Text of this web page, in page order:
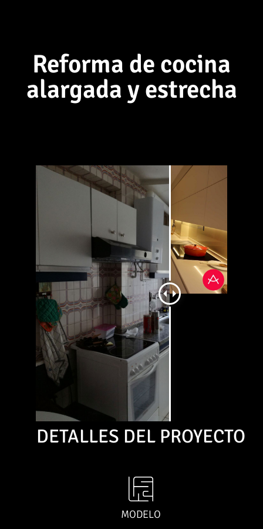
Reforma de cocina
alargada y estrecha
DETALLES DEL PROYECTO
MODELO